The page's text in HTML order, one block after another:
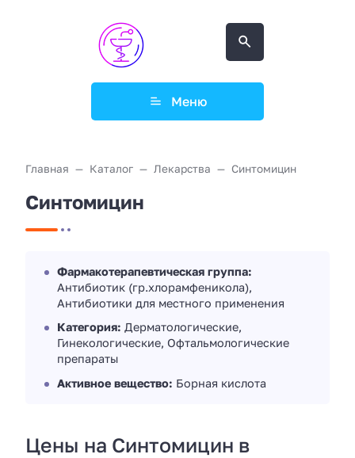
Меню
Главная Каталог Лекарства Синтомицин
Синтомицин
Фармакотерапевтическая группа:
Антибиотик (гр.хлорамфеникола),
Антибиотики для местного применения
Категория: Дерматологические,
Гинекологические, Офтальмологические
препараты
Активное вещество: Борная кислота
Цены на Синтомицин в